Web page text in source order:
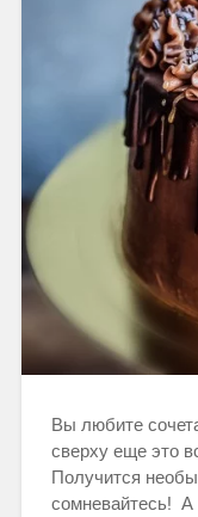
Вы любите
сверху еще это
Получится
сомневайтесь!